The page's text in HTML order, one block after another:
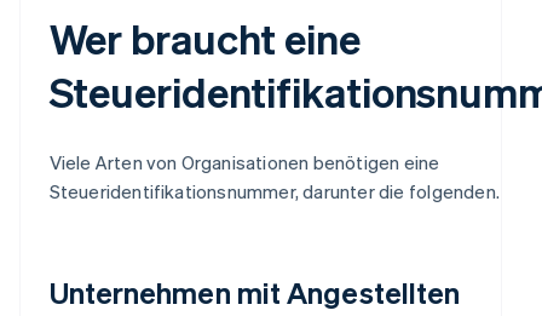
Wer braucht eine
Viele Arten von Organisationen benötigen eine
Steueridentifikationsnummer, darunter die folgenden.
Unternehmen mit Angestellten